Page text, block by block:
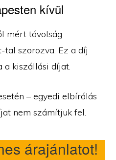
kívül
mért távolság
szorozva. Ez a díj
a kiszállási díjat.
– egyedi elbírálás
nem számítjuk fel.
árajánlatot!